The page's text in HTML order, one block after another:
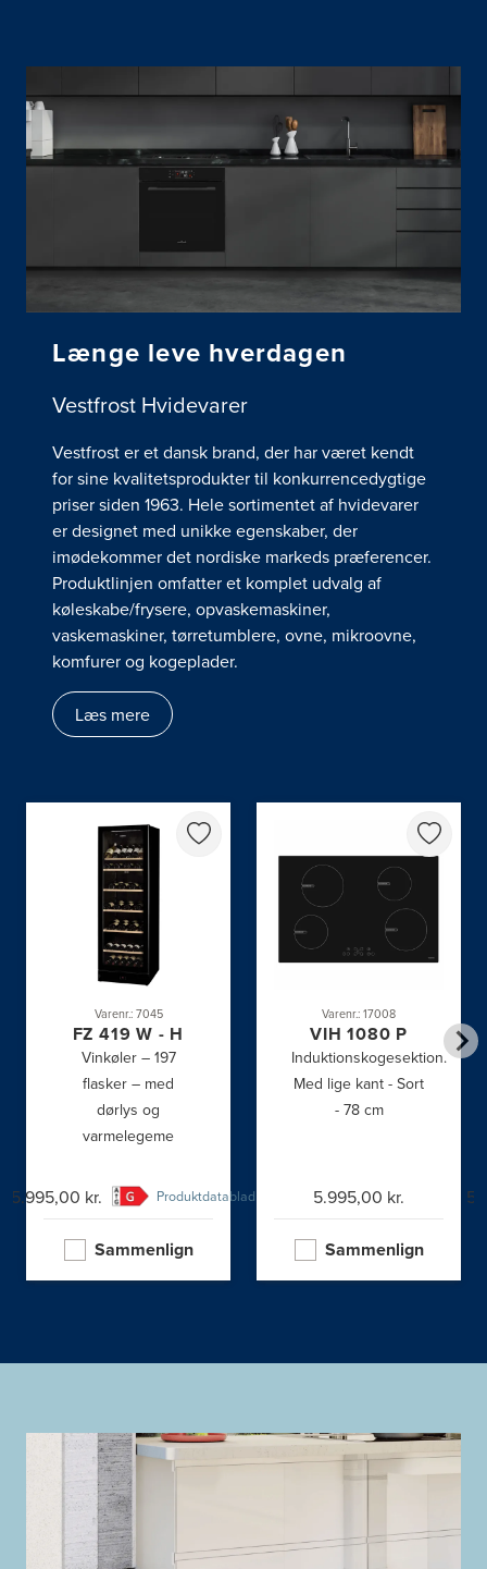
Længe leve hverdagen
Vestfrost Hvidevarer
Vestfrost er et dansk brand, der har været kendt
for sine kvalitetsprodukter til konkurrencedygtige
priser siden 1963. Hele sortimentet af hvidevarer
er designet med unikke egenskaber, der
imødekommer det nordiske markeds præferencer.
Produktlinjen omfatter et komplet udvalg af
køleskabe/frysere, opvaskemaskiner,
vaskemaskiner, tørretumblere, ovne, mikroovne,
komfurer og kogeplader.
Læs mere
Varenr.: 7045
FZ 419 W - H
Vinkøler – 197
flasker – med
dørlys og
varmelegeme
25.995,00 kr. Produktdatablad
Sammenlign
Varenr.: 17008
VIH 1080 P
Induktionskogesektion.
Med lige kant - Sort
- 78 cm
5.995,00 kr.
Sammenlign